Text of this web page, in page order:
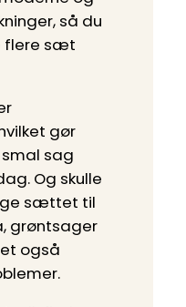
så du
flere sæt
gør
sag
Og skulle
sættet til
grøntsager
også